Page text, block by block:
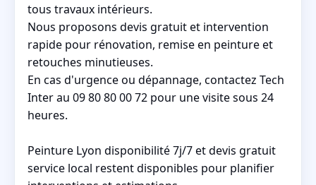
tous travaux intérieurs.
Nous proposons devis gratuit et intervention
rapide pour rénovation, remise en peinture et
retouches minutieuses.
En cas d'urgence ou dépannage, contactez Tech
Inter au 09 80 80 00 72 pour une visite sous 24
heures.
Peinture Lyon disponibilité 7j/7 et devis gratuit
service local restent disponibles pour planifier